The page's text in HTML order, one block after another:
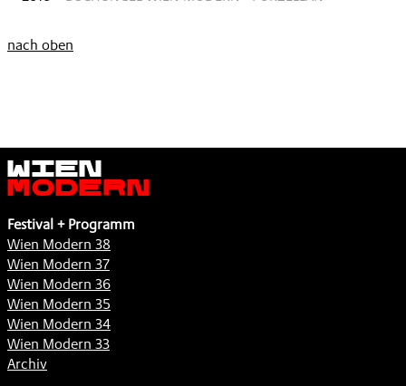
nach oben
Wien
Modern
Festival + Programm
Wien Modern 38
Wien Modern 37
Wien Modern 36
Wien Modern 35
Wien Modern 34
Wien Modern 33
Archiv